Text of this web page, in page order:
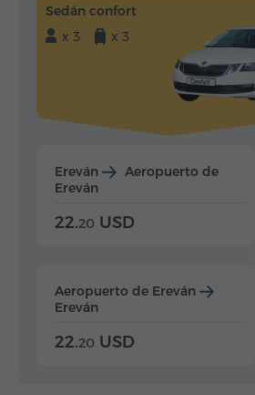
Sedán confort
x 3
x 3
Ereván
Aeropuerto de
Ereván
22.20 USD
Aeropuerto de Ereván
Ereván
22.20 USD